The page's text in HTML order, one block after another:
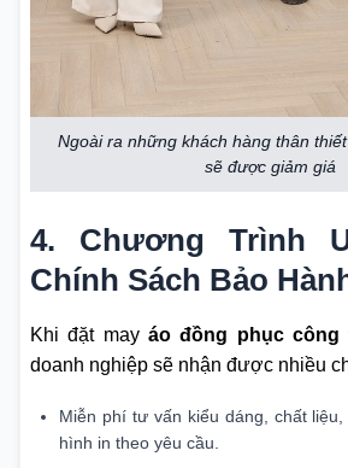
Ngoài ra những khách hàng thân
sẽ được giảm giá
4. Chương Trình
Chính Sách Bảo
Khi đặt may áo đồng phục công
doanh nghiệp sẽ nhận được nhiều
Miễn phí tư vấn kiểu dáng, chất
hình in theo yêu cầu.